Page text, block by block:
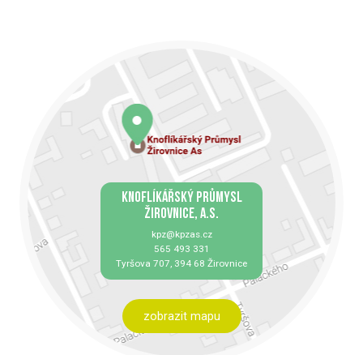
KNOFLÍKÁŘSKÝ PRŮMYSL
ŽIROVNICE, A.S.
kpz@kpzas.cz
565 493 331
Tyršova 707, 394 68 Žirovnice
zobrazit mapu